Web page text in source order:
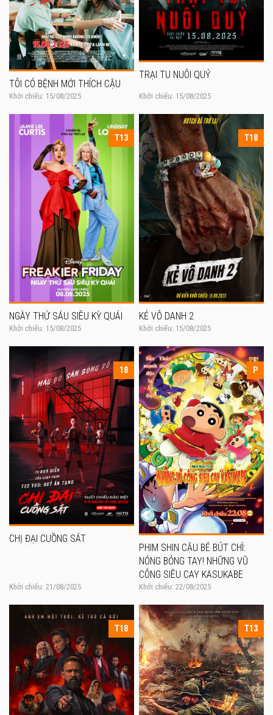
TÔI CÓ BỆNH MỚI THÍCH CẬU
Khởi chiếu: 15/08/2025
TRẠI TU NUÔI QUỶ
Khởi chiếu: 15/08/2025
T13
NGÀY THỨ SÁU SIÊU KỲ QUÁI
Khởi chiếu: 15/08/2025
T18
KẺ VÔ DANH 2
Khởi chiếu: 15/08/2025
18
CHỊ ĐẠI CUỒNG SÁT
Khởi chiếu: 21/08/2025
P
PHIM SHIN CẬU BÉ BÚT CHÌ:
NÓNG BỎNG TAY! NHỮNG VŨ
CÔNG SIÊU CAY KASUKABE
Khởi chiếu: 22/08/2025
T18 T13